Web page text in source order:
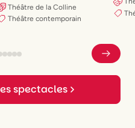
Théâtre de la Colline
Théâtre contemporain
spectacles